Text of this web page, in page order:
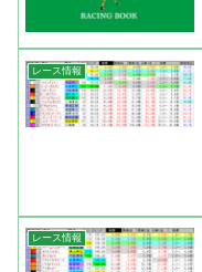
レース情報
レース情報